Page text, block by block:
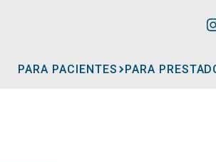
PARA PACIENTES PARA